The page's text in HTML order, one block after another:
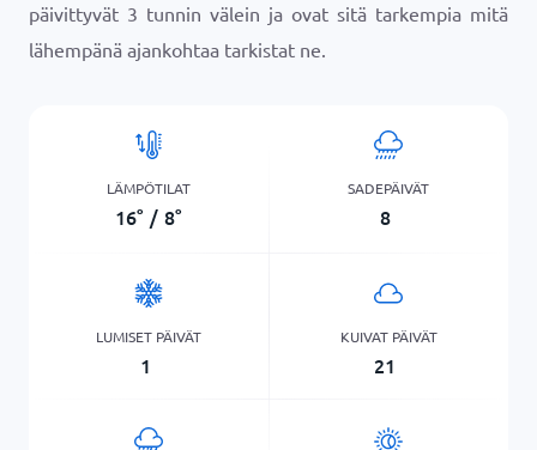
päivittyvät 3 tunnin välein ja ovat sitä tarkempia mitä
lähempänä ajankohtaa tarkistat ne.
LÄMPÖTILAT
16° / 8°
SADEPÄIVÄT
8
LUMISET PÄIVÄT
1
KUIVAT PÄIVÄT
21